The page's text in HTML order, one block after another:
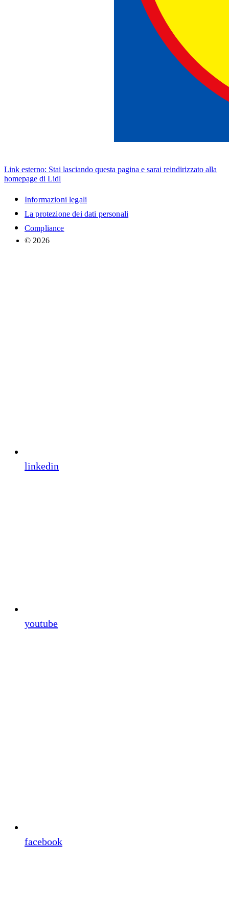
Link esterno: Stai lasciando questa pagina e sarai reindirizzato alla
homepage di Lidl
Informazioni legali
La protezione dei dati personali
Compliance
© 2026
linkedin
youtube
facebook